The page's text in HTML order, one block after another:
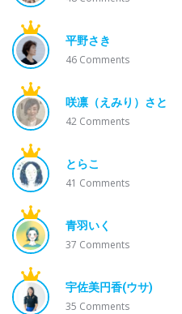
平野さき
46 Comments
咲凛（えみり）さと
42 Comments
とらこ
41 Comments
青羽いく
37 Comments
宇佐美円香(ウサ)
35 Comments